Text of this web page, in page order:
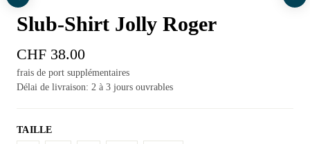
Slub-Shirt Jolly Roger
CHF 38.00
frais de port supplémentaires
Délai de livraison: 2 à 3 jours ouvrables
TAILLE